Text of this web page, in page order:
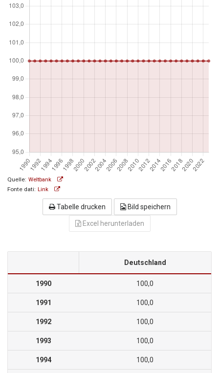
Quelle: Weltbank
Fonte dati: Link
Tabelle drucken Bild speichern
Excel herunterladen
Deutschland
1990 100,0
1991 100,0
1992 100,0
1993 100,0
1994 100,0